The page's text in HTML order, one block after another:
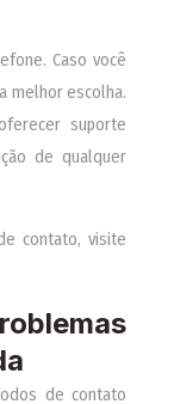
Caso você
melhor escolha.
suporte
de qualquer
contato, visite
de contato